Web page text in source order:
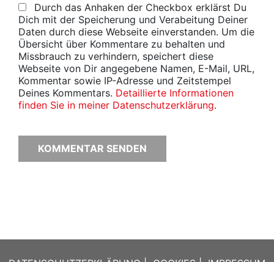
Durch das Anhaken der Checkbox erklärst Du
Dich mit der Speicherung und Verabeitung Deiner
Daten durch diese Webseite einverstanden. Um die
Übersicht über Kommentare zu behalten und
Missbrauch zu verhindern, speichert diese
Webseite von Dir angegebene Namen, E-Mail, URL,
Kommentar sowie IP-Adresse und Zeitstempel
Deines Kommentars. Detaillierte Informationen
finden Sie in meiner Datenschutzerklärung.